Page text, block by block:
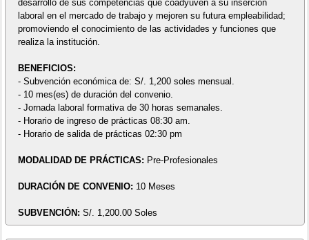
desarrollo de sus competencias que coadyuven a su inserción
laboral en el mercado de trabajo y mejoren su futura empleabilidad;
promoviendo el conocimiento de las actividades y funciones que
realiza la institución.
BENEFICIOS:
- Subvención económica de: S/. 1,200 soles mensual.
- 10 mes(es) de duración del convenio.
- Jornada laboral formativa de 30 horas semanales.
- Horario de ingreso de prácticas 08:30 am.
- Horario de salida de prácticas 02:30 pm
MODALIDAD DE PRÁCTICAS: Pre-Profesionales
DURACIÓN DE CONVENIO: 10 Meses
SUBVENCIÓN: S/. 1,200.00 Soles